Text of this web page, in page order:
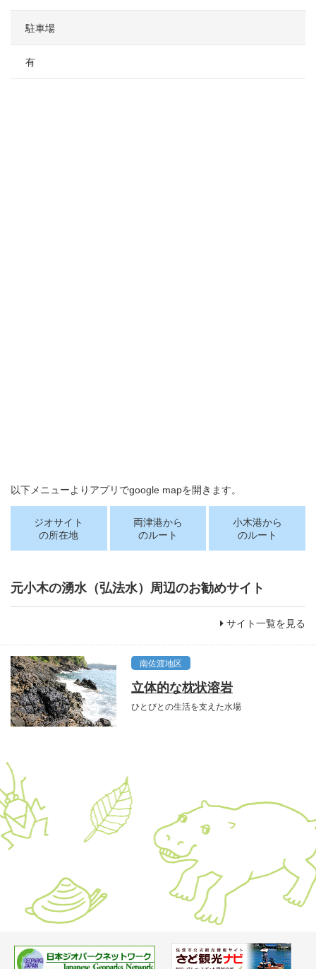
駐車場
有
以下メニューよりアプリでgoogle mapを開きます。
ジオサイト
の所在地
両津港から
のルート
小木港から
のルート
元小木の湧水（弘法水）周辺のお勧めサイト
サイト一覧を見る
南佐渡地区
立体的な枕状溶岩
ひとびとの生活を支えた水場